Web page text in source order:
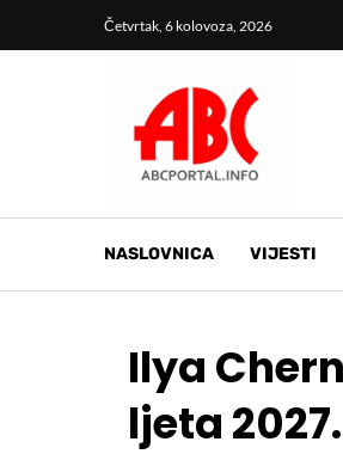
Četvrtak, 6 kolovoza, 2026
NASLOVNICA VIJESTI
Ilya
ljeta